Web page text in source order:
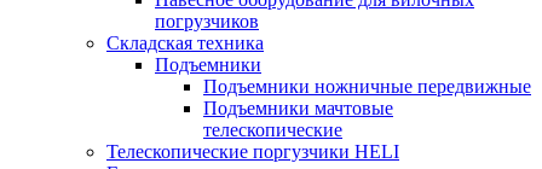
погрузчиков
Складская техника
Подъемники
Подъемники ножничные передвижные
Подъемники мачтовые
телескопические
Телескопические поргузчики HELI